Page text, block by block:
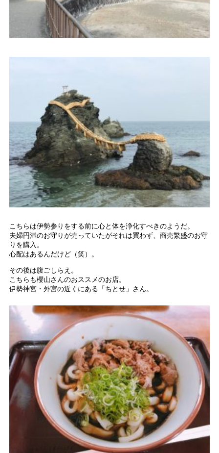
こちらは伊勢参りをする前に心と体を浄化すべきのようだ。
夫婦円満のお守りが売っていたがそれは買わず、商売繁盛のお守
りを購入。
心配はあるんだけど（笑）。
その後は腹ごしらえ。
こちらも櫻山さんのおススメのお店。
伊勢神宮・外宮の近くにある「ちとせ」さん。